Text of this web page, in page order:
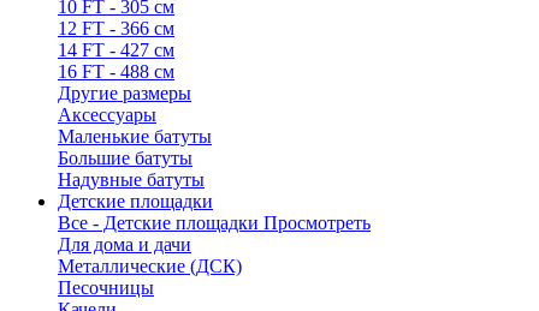
10 FT - 305 см
12 FT - 366 см
14 FT - 427 см
16 FT - 488 см
Другие размеры
Аксессуары
Маленькие батуты
Большие батуты
Надувные батуты
Детские площадки
Все - Детские площадки Просмотреть
Для дома и дачи
Металлические (ДСК)
Песочницы